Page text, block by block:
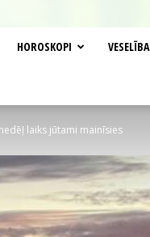
HOROSKOPI VESELĪBA
laiks jūtami mainīsies